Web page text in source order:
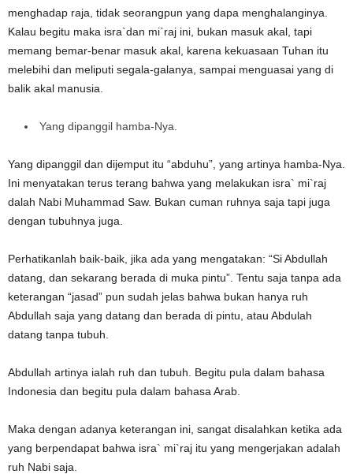
menghadap raja, tidak seorangpun yang dapa menghalanginya.
Kalau begitu maka isra`dan mi`raj ini, bukan masuk akal, tapi
memang bemar-benar masuk akal, karena kekuasaan Tuhan itu
melebihi dan meliputi segala-galanya, sampai menguasai yang di
balik akal manusia.
Yang dipanggil hamba-Nya.
Yang dipanggil dan dijemput itu “abduhu”, yang artinya hamba-Nya.
Ini menyatakan terus terang bahwa yang melakukan isra` mi`raj
dalah Nabi Muhammad Saw. Bukan cuman ruhnya saja tapi juga
dengan tubuhnya juga.
Perhatikanlah baik-baik, jika ada yang mengatakan: “Si Abdullah
datang, dan sekarang berada di muka pintu”. Tentu saja tanpa ada
keterangan “jasad” pun sudah jelas bahwa bukan hanya ruh
Abdullah saja yang datang dan berada di pintu, atau Abdulah
datang tanpa tubuh.
Abdullah artinya ialah ruh dan tubuh. Begitu pula dalam bahasa
Indonesia dan begitu pula dalam bahasa Arab.
Maka dengan adanya keterangan ini, sangat disalahkan ketika ada
yang berpendapat bahwa isra` mi`raj itu yang mengerjakan adalah
ruh Nabi saja.